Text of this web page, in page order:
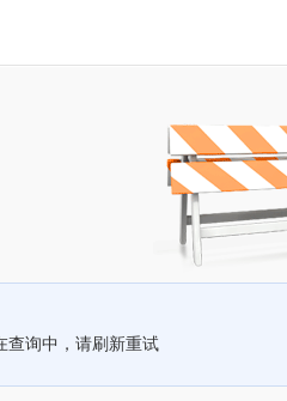
查询中，请刷新重试